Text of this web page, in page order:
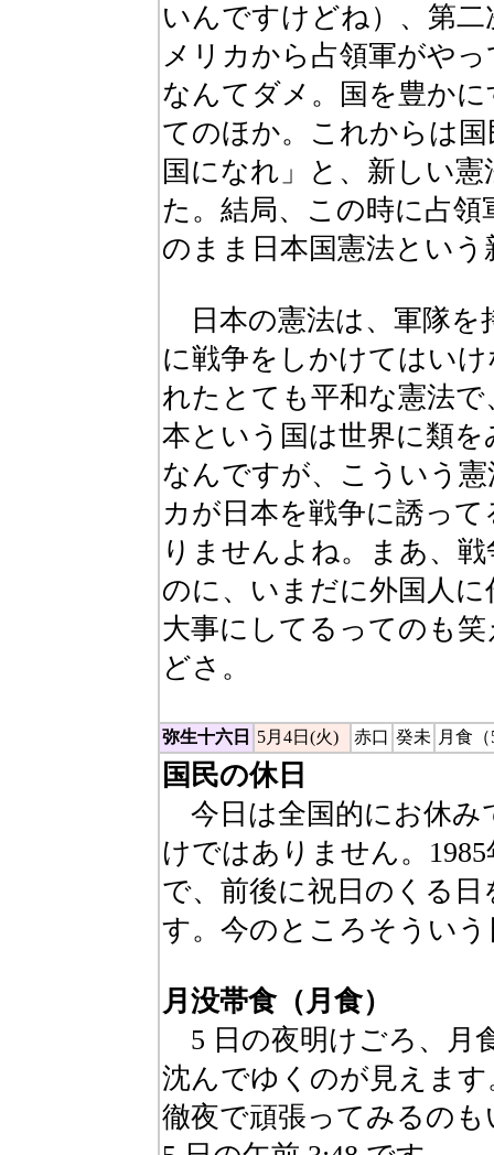
いんですけどね）、第
メリカから占領軍がや
なんてダメ。国を豊か
てのほか。これからは
国になれ」と、新しい
た。結局、この時に占
のまま日本国憲法とい
日本の憲法は、軍隊を
に戦争をしかけてはい
れたとても平和な憲法
本という国は世界に類
なんですが、こういう
カが日本を戦争に誘っ
りませんよね。まあ、
のに、いまだに外国人
大事にしてるってのも
どさ。
弥生十六日 5月4日(火) 赤口 癸未 月食
国民の休日
今日は全国的にお休み
けではありません。
で、前後に祝日のくる
す。今のところそうい
月没帯食（月食）
5 日の夜明けごろ、月
沈んでゆくのが見えま
徹夜で頑張ってみるの